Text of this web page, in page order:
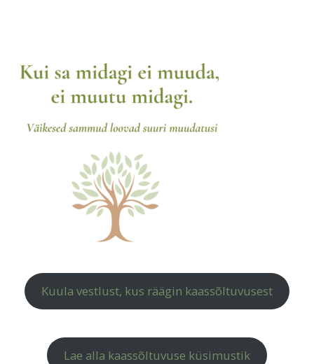
Kuula vestlust, kus räägin kaassõltuvusest
Lae alla kaassõltuvuse küsimustik